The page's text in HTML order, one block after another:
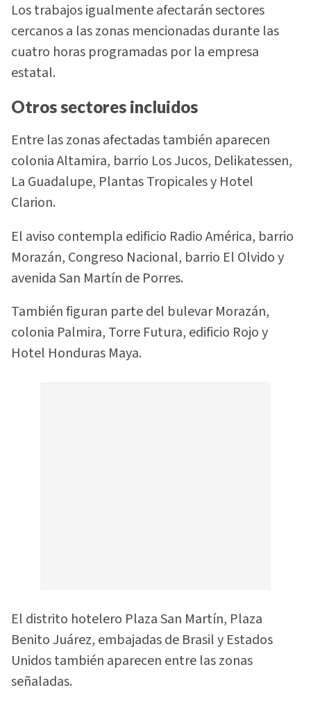
Los trabajos igualmente afectarán sectores
cercanos a las zonas mencionadas durante las
cuatro horas programadas por la empresa
estatal.
Otros sectores incluidos
Entre las zonas afectadas también aparecen
colonia Altamira, barrio Los Jucos, Delikatessen,
La Guadalupe, Plantas Tropicales y Hotel
Clarion.
El aviso contempla edificio Radio América, barrio
Morazán, Congreso Nacional, barrio El Olvido y
avenida San Martín de Porres.
También figuran parte del bulevar Morazán,
colonia Palmira, Torre Futura, edificio Rojo y
Hotel Honduras Maya.
El distrito hotelero Plaza San Martín, Plaza
Benito Juárez, embajadas de Brasil y Estados
Unidos también aparecen entre las zonas
señaladas.